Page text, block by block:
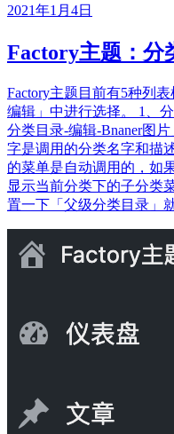
2021年1月4日
Factory主题：分
Factory主题目前有5种列
编辑」中进行选择。 1、
分类目录-编辑-Bnaner图
字是调用的分类名字和描
的菜单是自动调用的，如
显示当前分类下的子分类
置一下「父级分类目录」